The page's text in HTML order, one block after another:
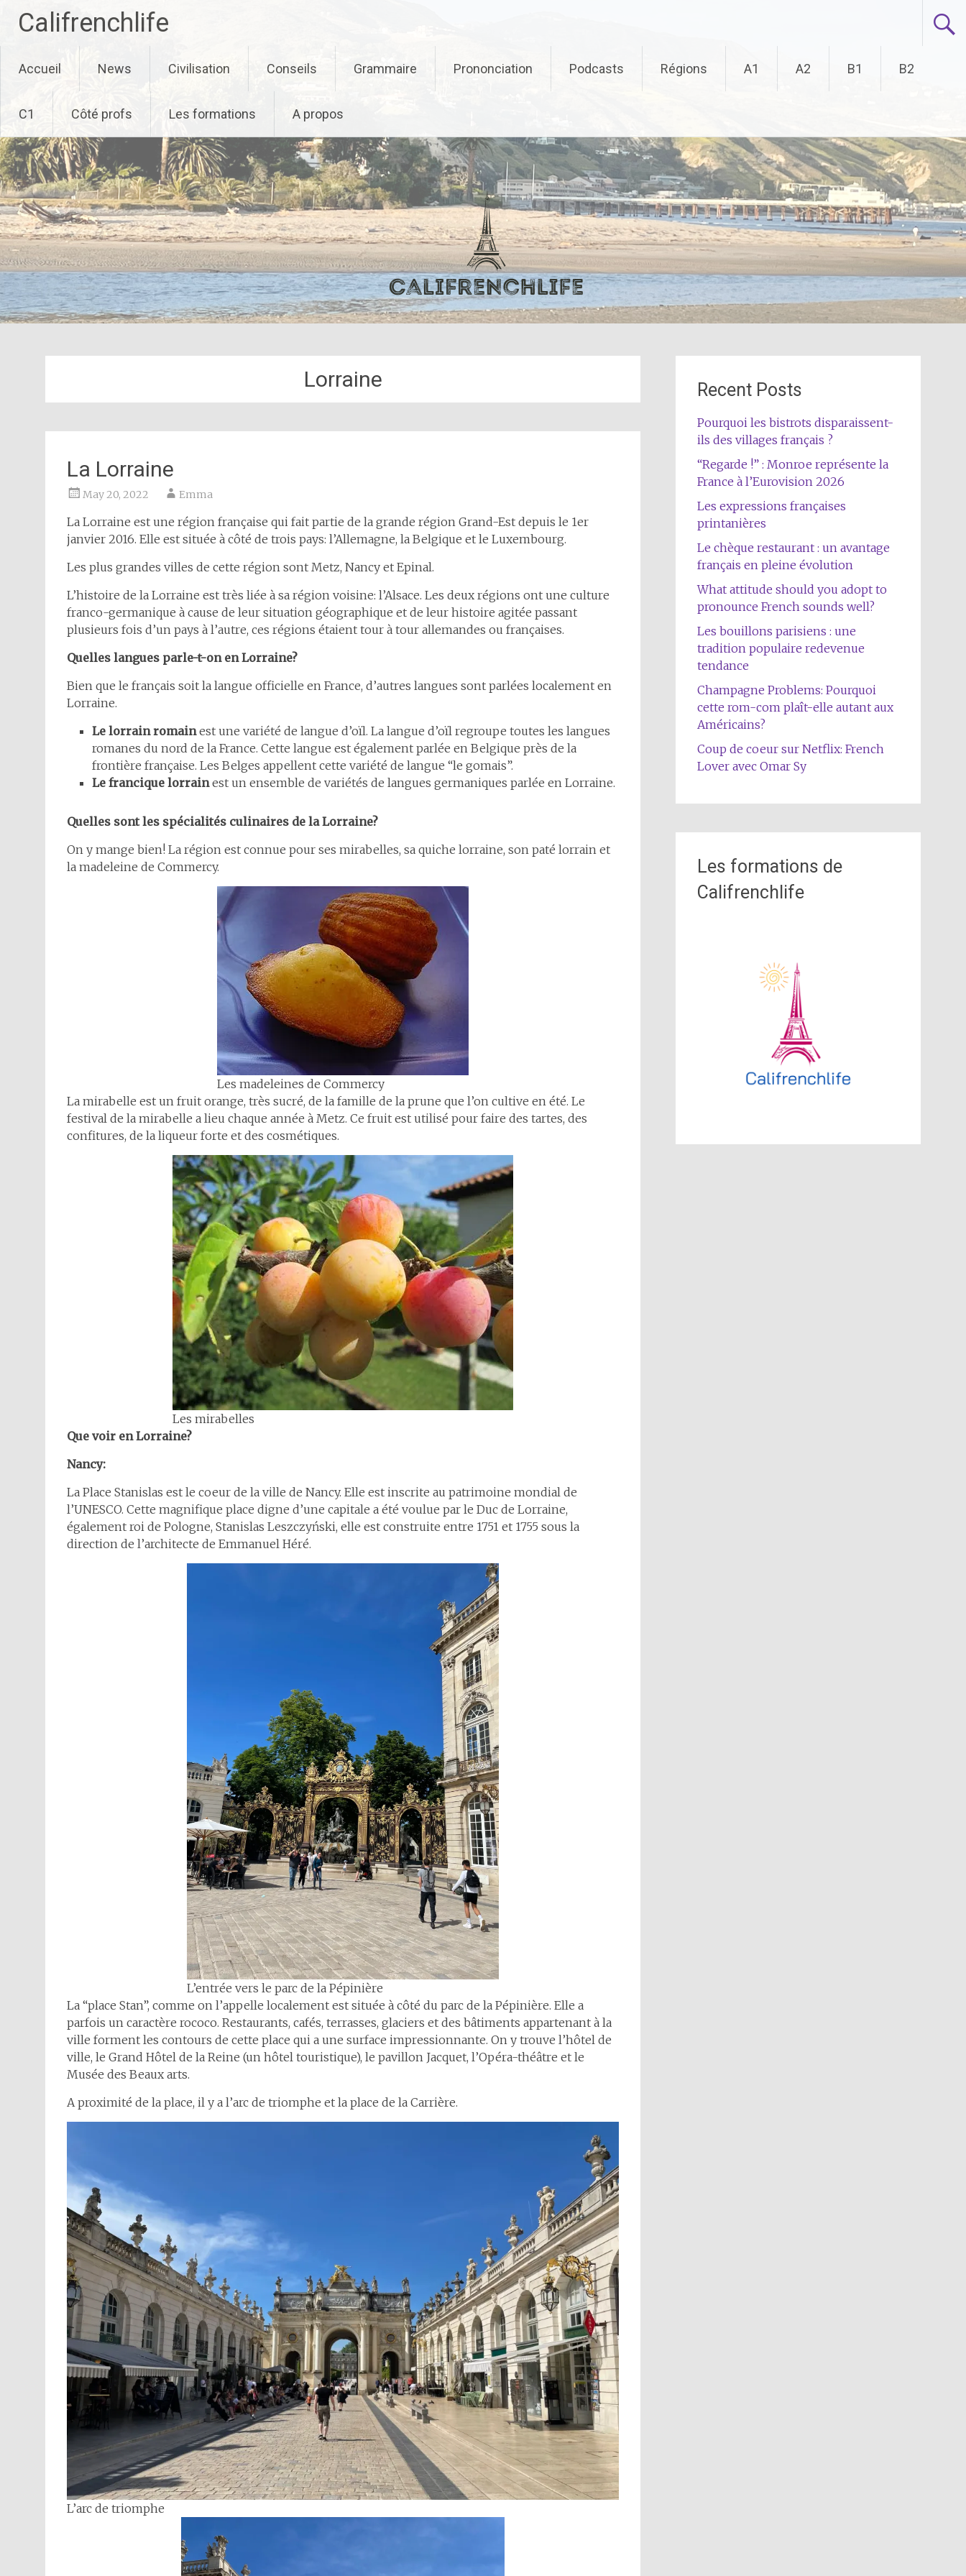
Califrenchlife
to
content
Accueil News Civilisation Conseils Grammaire Prononciation Podcasts Régions A1 A2 B1 B2
C1 Côté profs Les formations A propos
Lorraine
La Lorraine
May 20, 2022 Emma
La Lorraine est une région française qui fait partie de la grande région Grand-Est depuis le 1er
janvier 2016. Elle est située à côté de trois pays: l’Allemagne, la Belgique et le Luxembourg.
Les plus grandes villes de cette région sont Metz, Nancy et Epinal.
L’histoire de la Lorraine est très liée à sa région voisine: l’Alsace. Les deux régions ont une culture
franco-germanique à cause de leur situation géographique et de leur histoire agitée passant
plusieurs fois d’un pays à l’autre, ces régions étaient tour à tour allemandes ou françaises.
Quelles langues parle-t-on en Lorraine?
Bien que le français soit la langue officielle en France, d’autres langues sont parlées localement en
Lorraine.
Le lorrain romainest une variété de langue d’oïl. La langue d’oïl regroupe toutes les langues
romanes du nord de la France. Cette langue est également parlée en Belgique près de la
frontière française. Les Belges appellent cette variété de langue “le gomais”.
Le francique lorrainest un ensemble de variétés de langues germaniques parlée en Lorraine.
Quelles sont les spécialités culinaires de la Lorraine?
On y mange bien! La région est connue pour ses mirabelles, sa quiche lorraine, son paté lorrain et
la madeleine de Commercy.
Les madeleines de Commercy
La mirabelle est un fruit orange, très sucré, de la famille de la prune que l’on cultive en été. Le
festival de la mirabelle a lieu chaque année à Metz. Ce fruit est utilisé pour faire des tartes, des
confitures, de la liqueur forte et des cosmétiques.
Les mirabelles
Que voir en Lorraine?
Nancy:
La Place Stanislas est le coeur de la ville de Nancy. Elle est inscrite au patrimoine mondial de
l’UNESCO. Cette magnifique place digne d’une capitale a été voulue par le Duc de Lorraine,
également roi de Pologne, Stanislas Leszczyński, elle est construite entre 1751 et 1755 sous la
direction de l’architecte de Emmanuel Héré.
L’entrée vers le parc de la Pépinière
La “place Stan”, comme on l’appelle localement est située à côté du parc de la Pépinière. Elle a
parfois un caractère rococo. Restaurants, cafés, terrasses, glaciers et des bâtiments appartenant à la
ville forment les contours de cette place qui a une surface impressionnante. On y trouve l’hôtel de
ville, le Grand Hôtel de la Reine (un hôtel touristique), le pavillon Jacquet, l’Opéra-théâtre et le
Musée des Beaux arts.
A proximité de la place, il y a l’arc de triomphe et la place de la Carrière.
L’arc de triomphe
Recent Posts
Pourquoi les bistrots disparaissent-
ils des villages français ?
“Regarde !” : Monroe représente la
France à l’Eurovision 2026
Les expressions françaises
printanières
Le chèque restaurant : un avantage
français en pleine évolution
What attitude should you adopt to
pronounce French sounds well?
Les bouillons parisiens : une
tradition populaire redevenue
tendance
Champagne Problems: Pourquoi
cette rom-com plaît-elle autant aux
Américains?
Coup de coeur sur Netflix: French
Lover avec Omar Sy
Les formations de
Califrenchlife